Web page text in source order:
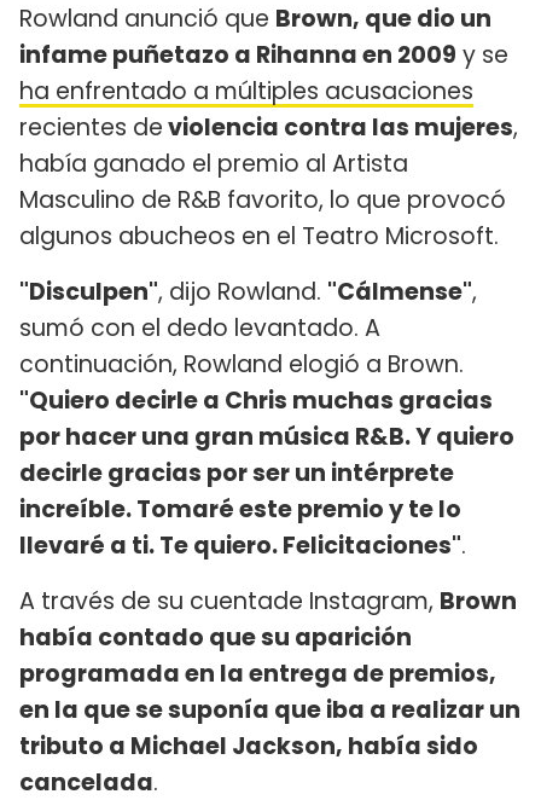
Rowland anunció que Brown, que dio un
infame puñetazo a Rihanna en 2009 y se
ha enfrentado a múltiples acusaciones
recientes deviolencia contra las mujeres,
había ganado el premio al Artista
Masculino de R&B favorito, lo que provocó
algunos abucheos en el Teatro Microsoft.
"Disculpen", dijo Rowland. "Cálmense",
sumó con el dedo levantado. A
continuación, Rowland elogió a Brown.
"Quiero decirle a Chris muchas gracias
por hacer una gran música R&B. Y quiero
decirle gracias por ser un intérprete
increíble. Tomaré este premio y te lo
llevaré a ti. Te quiero. Felicitaciones".
A través de su cuentade Instagram, Brown
había contado que su aparición
programada en la entrega de premios,
en la que se suponía que iba a realizar un
tributo a Michael Jackson, había sido
cancelada.